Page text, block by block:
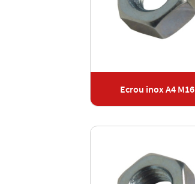
Ecrou inox A4 M16